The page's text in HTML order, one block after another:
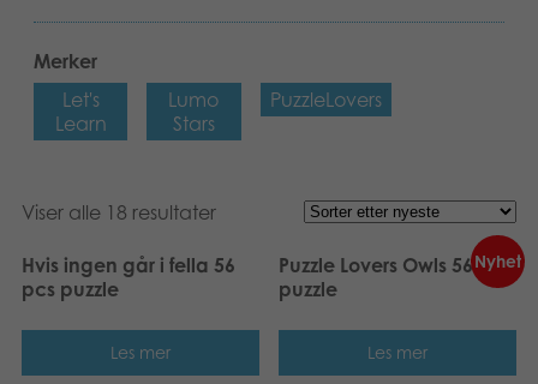
Merker
Let's
Learn
Lumo
Stars
PuzzleLovers
Viser alle 18 resultater
Hvis ingen går i fella 56
pcs puzzle
Les mer
Nyhet
Puzzle Lovers Owls 56 pcs
puzzle
Les mer